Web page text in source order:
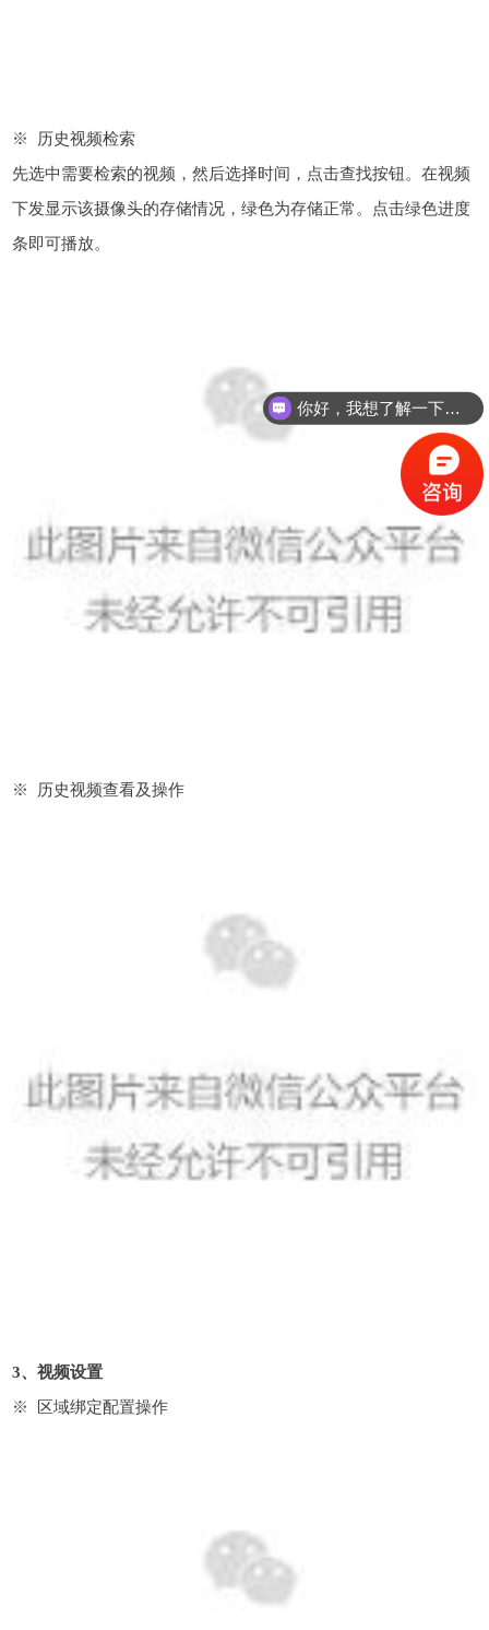
※ 历史视频检索
先选中需要检索的视频，然后选择时间，点击查找按钮。在视频
下发显示该摄像头的存储情况，绿色为存储正常。点击绿色进度
条即可播放。
※ 历史视频查看及操作
3、视频设置
※ 区域绑定配置操作
你好，我想了解一下能源管理系统